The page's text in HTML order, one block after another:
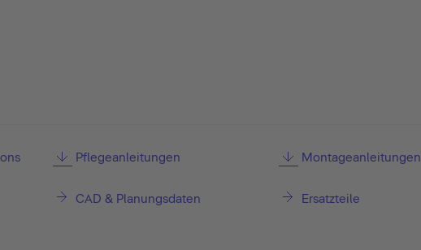
Pflegeanleitungen Montageanleitungen
CAD & Planungsdaten Ersatzteile